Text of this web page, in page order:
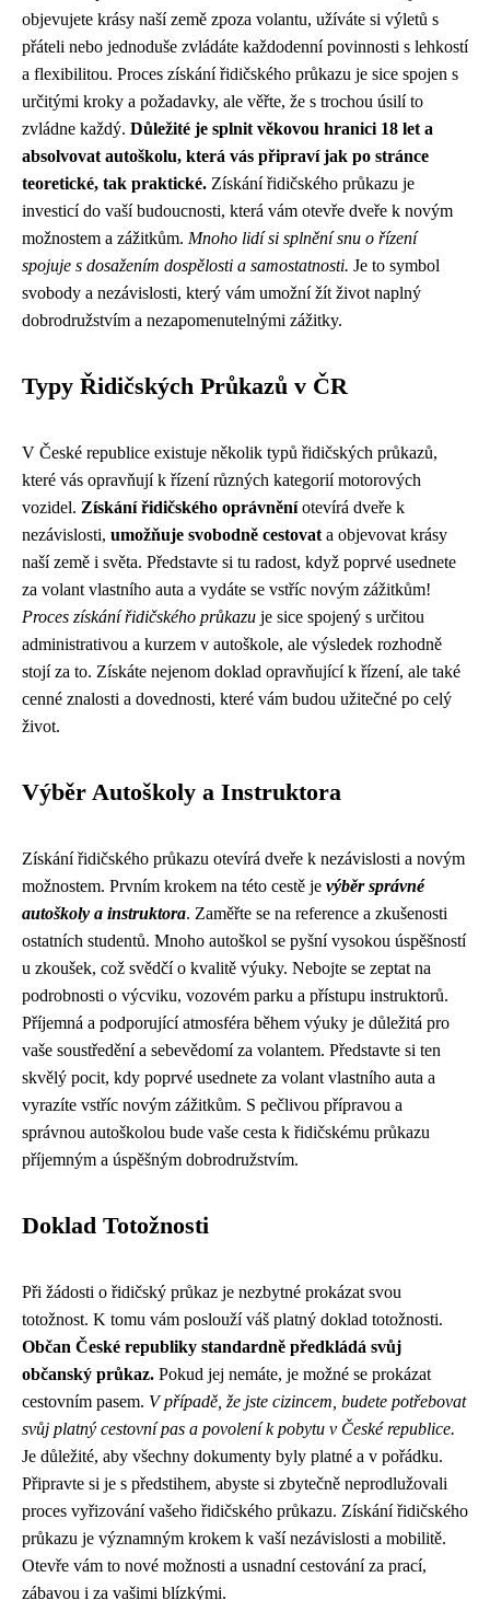
objevujete krásy naší země zpoza volantu, užíváte si výletů s
přáteli nebo jednoduše zvládáte každodenní povinnosti s lehkostí
a flexibilitou. Proces získání řidičského průkazu je sice spojen s
určitými kroky a požadavky, ale věřte, že s trochou úsilí to
zvládne každý. Důležité je splnit věkovou hranici 18 let a
absolvovat autoškolu, která vás připraví jak po stránce
teoretické, tak praktické. Získání řidičského průkazu je
investicí do vaší budoucnosti, která vám otevře dveře k novým
možnostem a zážitkům. Mnoho lidí si splnění snu o řízení
spojuje s dosažením dospělosti a samostatnosti. Je to symbol
svobody a nezávislosti, který vám umožní žít život naplný
dobrodružstvím a nezapomenutelnými zážitky.
Typy Řidičských Průkazů v ČR
V České republice existuje několik typů řidičských průkazů,
které vás opravňují k řízení různých kategorií motorových
vozidel. Získání řidičského oprávněníotevírá dveře k
nezávislosti, umožňuje svobodně cestovat a objevovat krásy
naší země i světa. Představte si tu radost, když poprvé usednete
za volant vlastního auta a vydáte se vstříc novým zážitkům!
Proces získání řidičského průkazu je sice spojený s určitou
administrativou a kurzem v autoškole, ale výsledek rozhodně
stojí za to. Získáte nejenom doklad opravňující k řízení, ale také
cenné znalosti a dovednosti, které vám budou užitečné po celý
život.
Výběr Autoškoly a Instruktora
Získání řidičského průkazu otevírá dveře k nezávislosti a novým
možnostem. Prvním krokem na této cestě je výběr správné
autoškoly a instruktora. Zaměřte se na reference a zkušenosti
ostatních studentů. Mnoho autoškol se pyšní vysokou úspěšností
u zkoušek, což svědčí o kvalitě výuky. Nebojte se zeptat na
podrobnosti o výcviku, vozovém parku a přístupu instruktorů.
Příjemná a podporující atmosféra během výuky je důležitá pro
vaše soustředění a sebevědomí za volantem. Představte si ten
skvělý pocit, kdy poprvé usednete za volant vlastního auta a
vyrazíte vstříc novým zážitkům. S pečlivou přípravou a
správnou autoškolou bude vaše cesta k řidičskému průkazu
příjemným a úspěšným dobrodružstvím.
Doklad Totožnosti
Při žádosti o řidičský průkaz je nezbytné prokázat svou
totožnost. K tomu vám poslouží váš platný doklad totožnosti.
Občan České republiky standardně předkládá svůj
občanský průkaz. Pokud jej nemáte, je možné se prokázat
cestovním pasem. V případě, že jste cizincem, budete potřebovat
svůj platný cestovní pas a povolení k pobytu v České republice.
Je důležité, aby všechny dokumenty byly platné a v pořádku.
Připravte si je s předstihem, abyste si zbytečně neprodlužovali
proces vyřizování vašeho řidičského průkazu. Získání řidičského
průkazu je významným krokem k vaší nezávislosti a mobilitě.
Otevře vám to nové možnosti a usnadní cestování za prací,
zábavou i za vašimi blízkými.